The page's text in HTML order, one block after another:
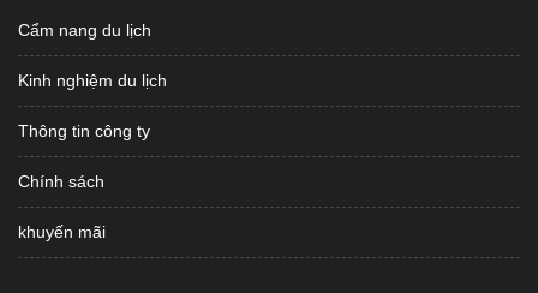
Cẩm nang du lịch
Kinh nghiệm du lịch
Thông tin công ty
Chính sách
khuyến mãi